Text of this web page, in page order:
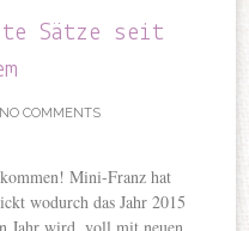
Sätze seit
NO COMMENTS
Mini-Franz hat
wodurch das Jahr 2015